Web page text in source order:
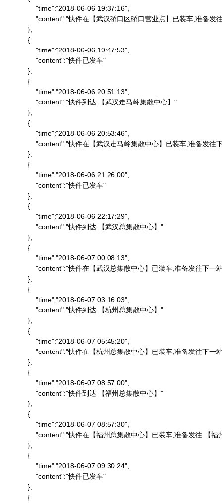
                "time":"2018-06-06 19:37:16",
"content":"快件在【武汉硚口区硚口营业点】已装车,准备
            },
            {
                "time":"2018-06-06 19:47:53",
                "content":"快件已发车"
            },
            {
                "time":"2018-06-06 20:51:13",
                "content":"快件到达 【武汉走马岭集散中心】"
            },
            {
                "time":"2018-06-06 20:53:46",
"content":"快件在【武汉走马岭集散中心】已装车,准备发往
            },
            {
                "time":"2018-06-06 21:26:00",
                "content":"快件已发车"
            },
            {
                "time":"2018-06-06 22:17:29",
                "content":"快件到达 【武汉总集散中心】"
            },
            {
                "time":"2018-06-07 00:08:13",
"content":"快件在【武汉总集散中心】已装车,准备发往下一
            },
            {
                "time":"2018-06-07 03:16:03",
                "content":"快件到达 【杭州总集散中心】"
            },
            {
                "time":"2018-06-07 05:45:20",
"content":"快件在【杭州总集散中心】已装车,准备发往下一
            },
            {
                "time":"2018-06-07 08:57:00",
                "content":"快件到达 【福州总集散中心】"
            },
            {
                "time":"2018-06-07 08:57:30",
"content":"快件在【福州总集散中心】已装车,准备发往 【
            },
            {
                "time":"2018-06-07 09:30:24",
                "content":"快件已发车"
            },
            {